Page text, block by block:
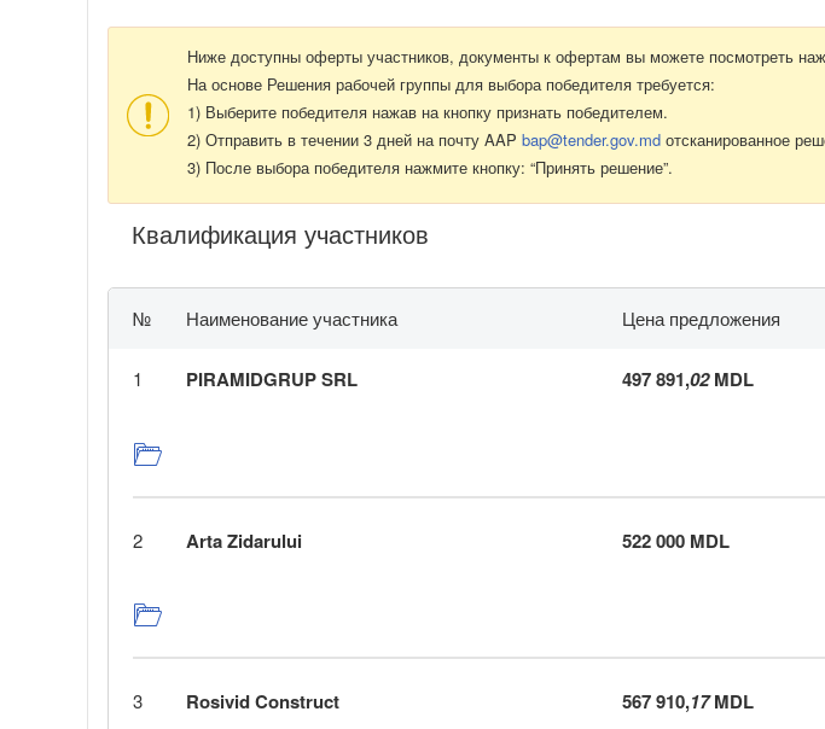
Ниже доступны оферты участников, документы к офертам вы можете посмотреть
На основе Решения рабочей группы для выбора победителя требуется:
1) Выберите победителя нажав на кнопку признать победителем.
2) Отправить в течении 3 дней на почту AAP bap@tender.gov.md отсканированное
3) После выбора победителя нажмите кнопку: “Принять решение”.
Квалификация участников
№ Наименование участника Цена предложения
1 PIRAMIDGRUP SRL 497 891,02MDL
2 Arta Zidarului 522 000 MDL
3 Rosivid Construct 567 910,17MDL